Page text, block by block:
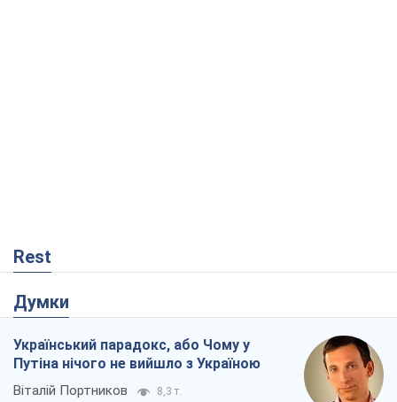
Rest
Думки
Український парадокс, або Чому у
Путіна нічого не вийшло з Україною
Віталій Портников 8,3 т.